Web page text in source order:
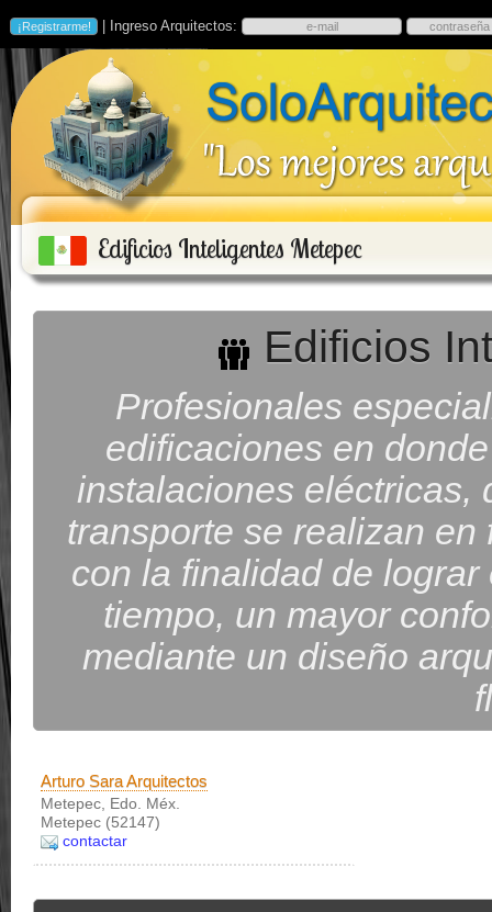
| Ingreso Arquitectos:
Edificios Inteligentes Metepec
Edificios
Profesionales
edificaciones en
instalaciones eléctricas,
transporte se realizan
con la finalidad de
tiempo, un mayor
mediante un diseño
Arturo Sara Arquitectos
Metepec, Edo. Méx.
Metepec (52147)
contactar